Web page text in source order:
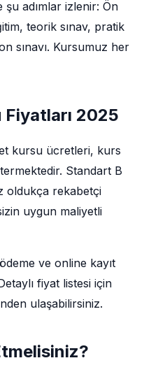
adımlar izlenir: Ön
teorik sınav, pratik
sınavı. Kursumuz her
2025
kursu ücretleri, kurs
Standart B
oldukça rekabetçi
uygun maliyetli
ve online kayıt
fiyat listesi için
ulaşabilirsiniz.